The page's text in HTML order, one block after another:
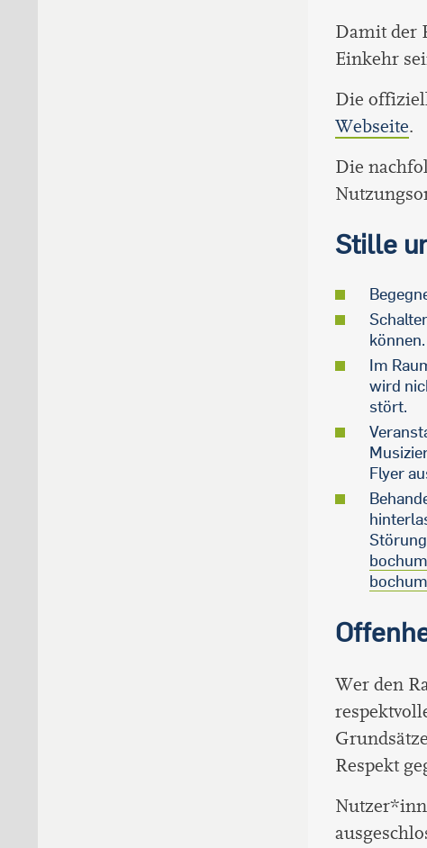
Damit der
Einkehr
Die
Webseite.
Die
Stille
können.
Im
wird
stört.
Flyer
Wer den
Respekt